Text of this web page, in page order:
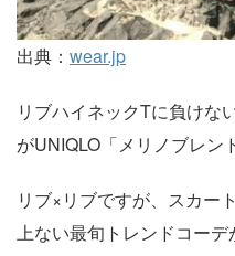
出典： wear.jp
リブハイネックTに負けな
がUNIQLO「メリノブレン
リブ×リブですが、スカー
上ない最旬トレンドコーデ